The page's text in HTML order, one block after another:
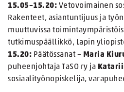
15.05–15.20: Vetovoimainen
Rakenteet, asiantuntijuus ja
muuttuvissa
tutkimuspäällikkö, Lapin
15.20: Päätössanat – Maria
puheenjohtaja TaSO ry ja
sosiaalityönopiskelija,